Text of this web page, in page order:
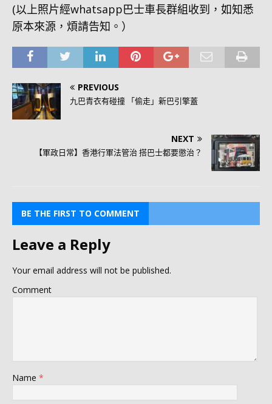
(以上照片經whatsapp巴士車長群組收到，如知悉
原本來源，煩請告知。）
PREVIOUS
九巴青衣有碰撞 「偷走」新巴引擎蓋
NEXT
【軍政日常】香港行軍法管治 搭巴士都要懲治？
BE THE FIRST TO COMMENT
Leave a Reply
Your email address will not be published.
Comment
Name *